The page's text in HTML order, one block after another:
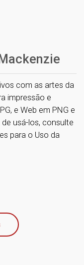
com as artes da
impressão e
e Web em PNG e
usá-los, consulte
para o Uso da